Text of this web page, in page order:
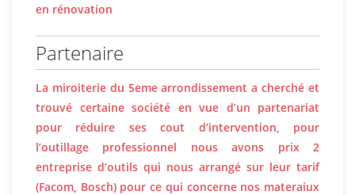
en rénovation
Partenaire
La miroiterie du 5eme arrondissement a cherché et
trouvé certaine société en vue d’un partenariat
pour réduire ses cout d’intervention, pour
l’outillage professionnel nous avons prix 2
entreprise d’outils qui nous arrangé sur leur tarif
(Facom, Bosch) pour ce qui concerne nos materaiux